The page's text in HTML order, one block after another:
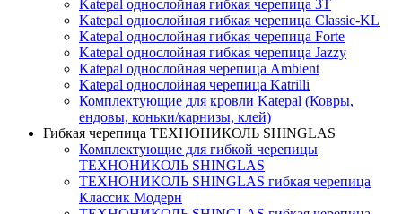
Katepal однослойная гибкая черепица 3T
Katepal однослойная гибкая черепица Classic-KL
Katepal однослойная гибкая черепица Forte
Katepal однослойная гибкая черепица Jazzy
Katepal однослойная черепица Ambient
Katepal однослойная черепица Katrilli
Комплектующие для кровли Katepal (Ковры,
ендовы, коньки/карнизы, клей)
Гибкая черепица ТЕХНОНИКОЛЬ SHINGLAS
Комплектующие для гибкой черепицы
ТЕХНОНИКОЛЬ SHINGLAS
ТЕХНОНИКОЛЬ SHINGLAS гибкая черепица
Классик Модерн